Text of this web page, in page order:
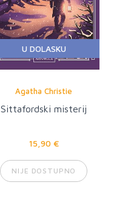
U DOLASKU
Agatha Christie
Sittafordski misterij
15,90 €
NIJE DOSTUPNO